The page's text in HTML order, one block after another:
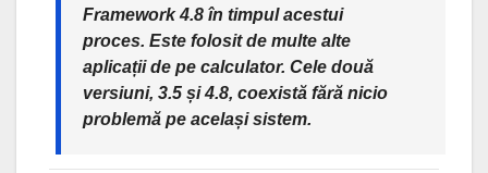
Framework 4.8 în timpul acestui
proces. Este folosit de multe alte
aplicații de pe calculator. Cele două
versiuni, 3.5 și 4.8, coexistă fără nicio
problemă pe același sistem.